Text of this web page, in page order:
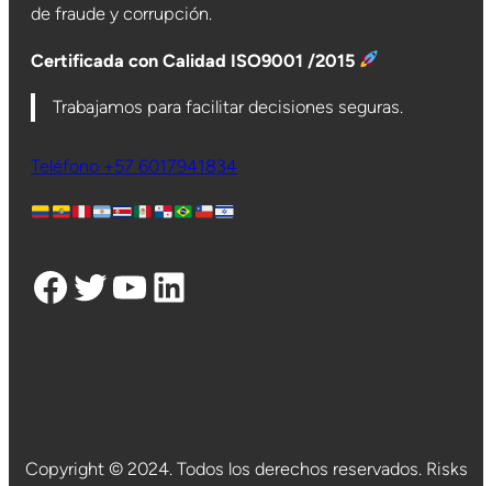
de fraude y corrupción.
Certificada con Calidad ISO9001 /2015
Trabajamos para facilitar decisiones seguras.
Teléfono +57 6017941834
Facebook Twitter YouTube LinkedIn
Copyright © 2024. Todos los derechos reservados. Risks